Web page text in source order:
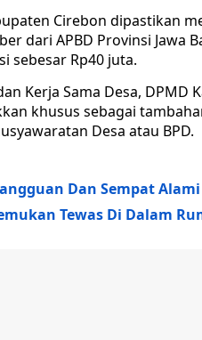
Cirebon dipastikan
dari APBD Provinsi Jawa
sebesar Rp40 juta.
Kerja Sama Desa,
khusus sebagai
Desa atau BPD.
Dan Sempat
Tewas Di Dalam